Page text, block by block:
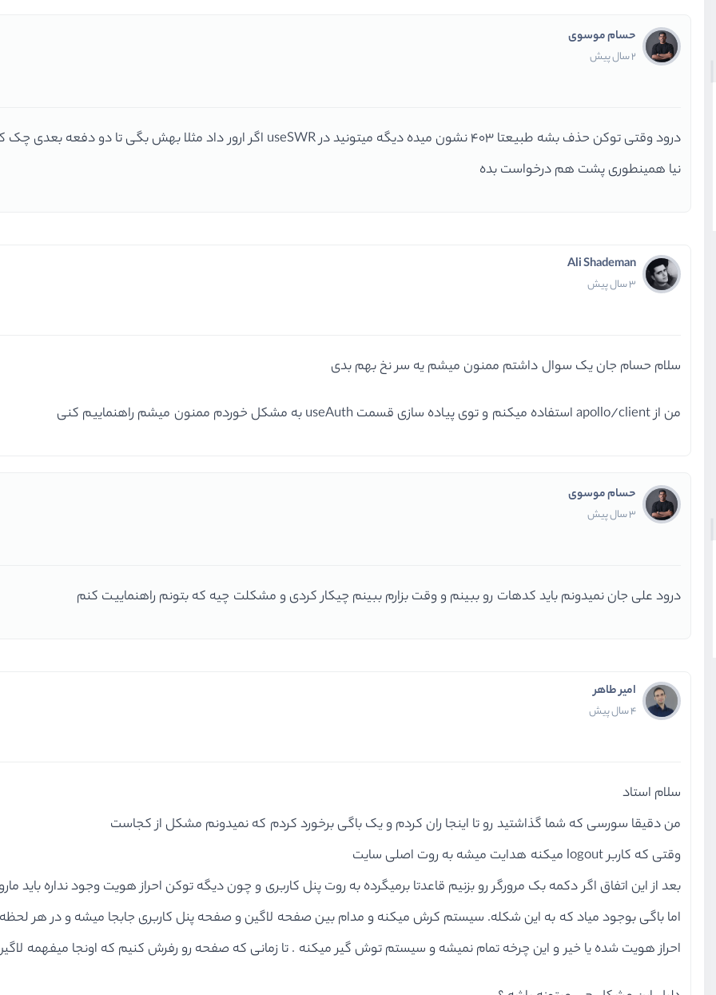
حسام موسوی
2 سال پیش
درود وقتی توکن حذف بشه طبیعتا ۴۰۳ نشون میده دیگه میتونید در useSWR اگر ارور داد مثلا بهش بگی تا دو دفعه بعدی چک کن
نیا همینطوری پشت هم درخواست بده
Ali Shademan
3 سال پیش
سلام حسام جان یک سوال داشتم ممنون میشم یه سر نخ بهم بدی
من از apollo/client استفاده میکنم و توی پیاده سازی قسمت useAuth به مشکل خوردم ممنون میشم راهنماییم کنی
حسام موسوی
3 سال پیش
درود علی جان نمیدونم باید کدهات رو ببینم و وقت بزارم ببینم چیکار کردی و مشکلت چیه که بتونم راهنماییت کنم
امیر طاهر
4 سال پیش
سلام استاد
من دقیقا سورسی که شما گذاشتید رو تا اینجا ران کردم و یک باگی برخورد کردم که نمیدونم مشکل از کجاست
وقتی که کاربر logout میکنه هدایت میشه به روت اصلی سایت
بعد از این اتفاق اگر دکمه بک مرورگر رو بزنیم قاعدتا برمیگرده به روت پنل کاربری و چون دیگه توکن احراز هویت وجود نداره باید
اما باگی بوجود میاد که به این شکله. سیستم کرش میکنه و مدام بین صفحه لاگین و صفحه پنل کاربری جابجا میشه و در هر لحظه
احراز هویت شده یا خیر و این چرخه تمام نمیشه و سیستم توش گیر میکنه . تا زمانی که صفحه رو رفرش کنیم که اونجا میفهمه